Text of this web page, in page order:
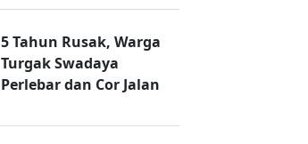
5 Tahun Rusak, Warga
Turgak Swadaya
Perlebar dan Cor Jalan